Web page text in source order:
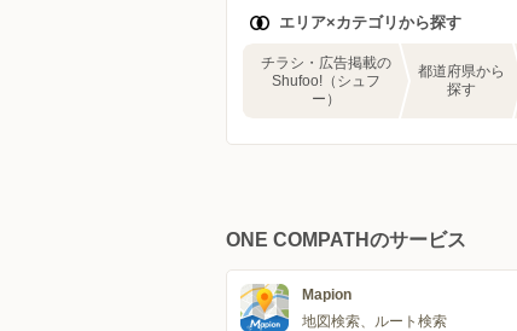
エリア×カテゴリから探す
チラシ・広告掲載の
Shufoo!（シュフ
ー）
都道府県から
探す
ONE COMPATHのサービス
Mapion
地図検索、ルート検索